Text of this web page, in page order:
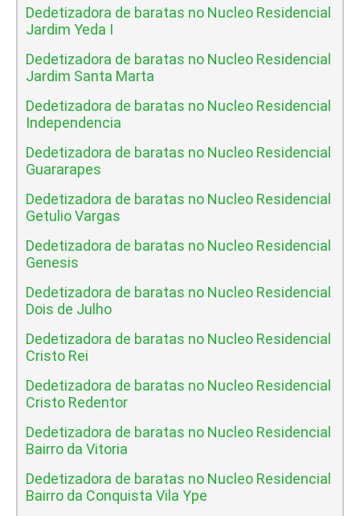
Dedetizadora de baratas no Nucleo Residencial
Jardim Yeda I
Dedetizadora de baratas no Nucleo Residencial
Jardim Santa Marta
Dedetizadora de baratas no Nucleo Residencial
Independencia
Dedetizadora de baratas no Nucleo Residencial
Guararapes
Dedetizadora de baratas no Nucleo Residencial
Getulio Vargas
Dedetizadora de baratas no Nucleo Residencial
Genesis
Dedetizadora de baratas no Nucleo Residencial
Dois de Julho
Dedetizadora de baratas no Nucleo Residencial
Cristo Rei
Dedetizadora de baratas no Nucleo Residencial
Cristo Redentor
Dedetizadora de baratas no Nucleo Residencial
Bairro da Vitoria
Dedetizadora de baratas no Nucleo Residencial
Bairro da Conquista Vila Ype